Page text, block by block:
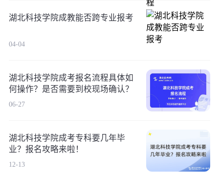
湖北科技学院成教能否跨专业报考
04-04
湖北科技学院成考报名流程具体如
何操作？是否需要到校现场确认？
06-27
湖北科技学院成考专科要几年毕
业？报名攻略来啦！
12-13